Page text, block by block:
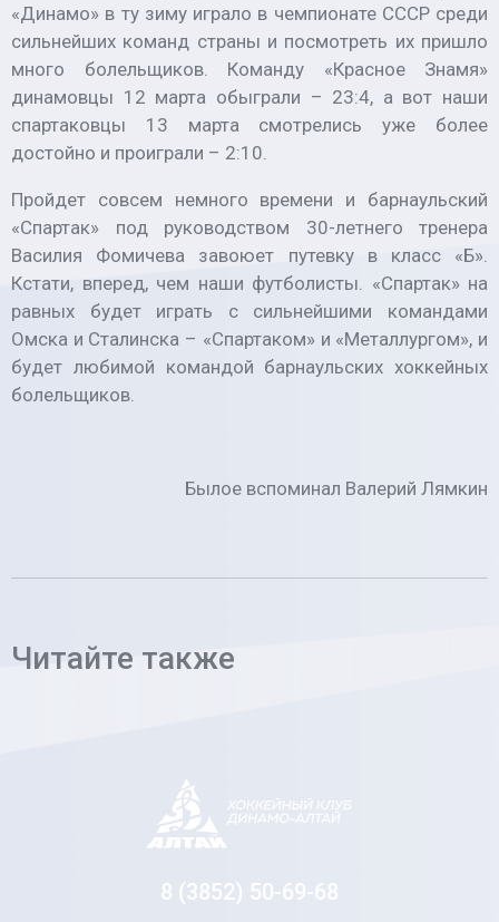
«Динамо» в ту зиму играло в чемпионате СССР среди
сильнейших команд страны и посмотреть их пришло
много болельщиков. Команду «Красное Знамя»
динамовцы 12 марта обыграли – 23:4, а вот наши
спартаковцы 13 марта смотрелись уже более
достойно и проиграли – 2:10.
Пройдет совсем немного времени и барнаульский
«Спартак» под руководством 30-летнего тренера
Василия Фомичева завоюет путевку в класс «Б».
Кстати, вперед, чем наши футболисты. «Спартак» на
равных будет играть с сильнейшими командами
Омска и Сталинска – «Спартаком» и «Металлургом», и
будет любимой командой барнаульских хоккейных
болельщиков.
Былое вспоминал Валерий Лямкин
Читайте также
8 (3852) 50-69-68